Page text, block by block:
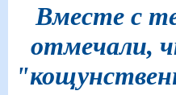
Вместе с
отмечали,